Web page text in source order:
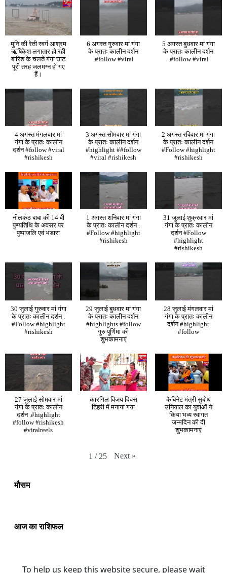
मुनि की रेती स्वर्ग आश्रम
ऋषिकेश लगातार हो रही
बारिश के चलते गंगा घाट
पूरी तरह जलमग्न हो गए
हैं।
6 अगस्त गुरुवार मां गंगा
के प्रातः कालीन दर्शन
.#follow #viral
5 अगस्त बुधवार मां गंगा
के प्रातः कालीन दर्शन
.#follow #viral
4 अगस्त मंगलवार मां
गंगा के प्रातः कालीन
दर्शन #follow #viral
#rishikesh
3 अगस्त सोमवार मां गंगा
के प्रातः कालीन दर्शन
#highlight ##follow
#viral #rishikesh
2 अगस्त रविवार मां गंगा
के प्रातः कालीन दर्शन
#Follow #highlight
#rishikesh
नीलकंठ बाबा की 14 वी
पुण्यतिथि के अवसर पर
पुष्पांजलि एवं भंडारा
1 अगस्त शनिवार मां गंगा
के प्रातः कालीन दर्शन .
#Follow #highlight
#rishikesh
31 जुलाई शुक्रवार मां
गंगा के प्रातः कालीन
दर्शन #Follow
#highlight
#rishikesh
30 जुलाई गुरुवार मां गंगा
के प्रातः कालीन दर्शन .
#Follow #highlight
#rishikesh
29 जुलाई बुधवार मां गंगा
के प्रातः कालीन दर्शन
#highlights #follow
गुरु पूर्णिमा की
शुभकामनाएं
28 जुलाई मंगलवार मां
गंगा के प्रातः कालीन
दर्शन #highlight
#follow
27 जुलाई सोमवार मां
गंगा के प्रातः कालीन
दर्शन .#highlight
#follow #rishikesh
#viralreels
कारगिल विजय दिवस
टिहरी में मनाया गया
कैबिनेट मंत्री सुबोध
उनियाल का युवाओं ने
किया भव्य स्वागत
जन्मदिन की दी
शुभकामनाएं
1 / 25 Next »
मौसम
आज का राशिफल